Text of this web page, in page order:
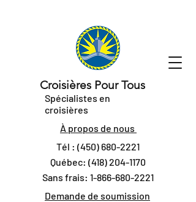
Croisières Pour Tous
Spécialistes en
croisières
À propos de nous
Tél : (450) 680-2221
Québec: (418) 204-1170
Sans frais: 1-866-680-2221
Demande de soumission